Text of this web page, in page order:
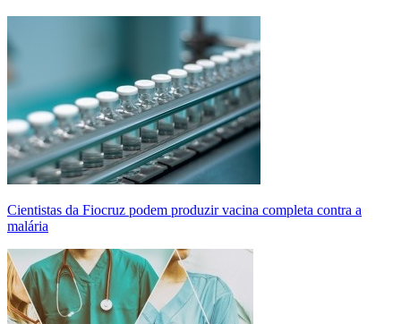
Cientistas da Fiocruz podem produzir vacina completa contra a
malária